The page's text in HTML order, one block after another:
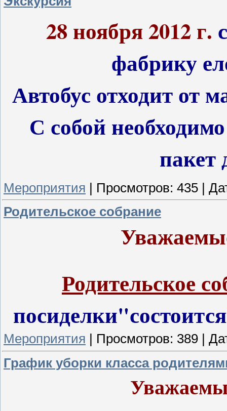
28 ноября 2012 г.
фабрику
Автобус отходит
С собой
пакет
Мероприятия Просмотров: 435
Родительское собрание
Родительское
Мероприятия Просмотров: 389
График уборки класса